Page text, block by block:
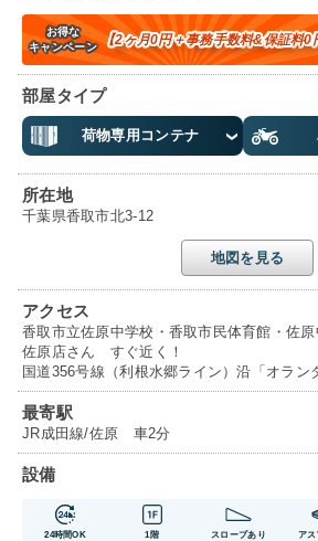
お得な
キャンペーン
【2ヶ月0円＋事務手数料&保証料0
部屋タイプ
荷物専用コンテナ
所在地
千葉県香取市北3-12
地図を見る
アクセス
香取市立佐原中学校・香取市民体育館・佐
佐原店さん すぐ近く！
国道356号線（利根水郷ライン）沿「オラン
最寄駅
JR成田線/佐原 車2分
設備
24時間OK 1階 スロープあり アス